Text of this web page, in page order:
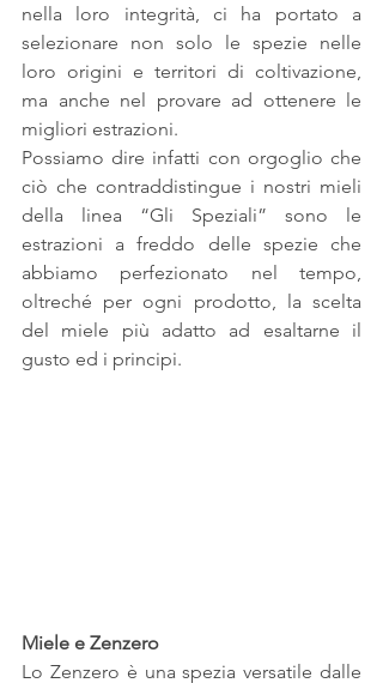
nella loro integrità, ci ha portato a
selezionare non solo le spezie nelle
loro origini e territori di coltivazione,
ma anche nel provare ad ottenere le
migliori estrazioni.
Possiamo dire infatti con orgoglio che
ciò che contraddistingue i nostri mieli
della linea “Gli Speziali” sono le
estrazioni a freddo delle spezie che
abbiamo perfezionato nel tempo,
oltreché per ogni prodotto, la scelta
del miele più adatto ad esaltarne il
gusto ed i principi.
Miele e Zenzero
Lo Zenzero è una spezia versatile dalle